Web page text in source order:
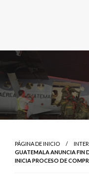
PÁGINA DE INICIO
GUATEMALA ANUNCIA FIN
INICIA PROCESO DE